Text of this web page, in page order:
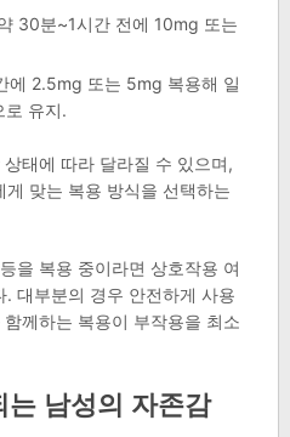
30분~1시간 전에 10mg 또는
에 2.5mg 또는 5mg 복용해 일
로 유지.
태에 따라 달라질 수 있으며,
맞는 복용 방식을 선택하는
을 복용 중이라면 상호작용 여
대부분의 경우 안전하게 사용
께하는 복용이 부작용을 최소
남성의 자존감